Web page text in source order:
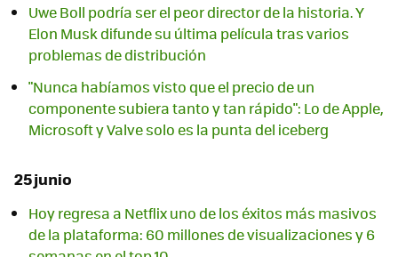
Uwe Boll podría ser el peor director de la historia. Y
Elon Musk difunde su última película tras varios
problemas de distribución
"Nunca habíamos visto que el precio de un
componente subiera tanto y tan rápido": Lo de Apple,
Microsoft y Valve solo es la punta del iceberg
25 junio
Hoy regresa a Netflix uno de los éxitos más masivos
de la plataforma: 60 millones de visualizaciones y 6